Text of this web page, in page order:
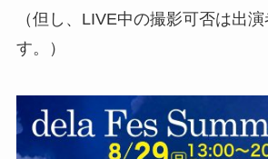
（但し、LIVE中の撮影可否は出
す。）